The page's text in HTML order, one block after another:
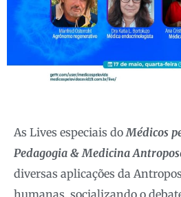
As Lives especiais doMédicos
Pedagogia & Medicina
diversas aplicações da